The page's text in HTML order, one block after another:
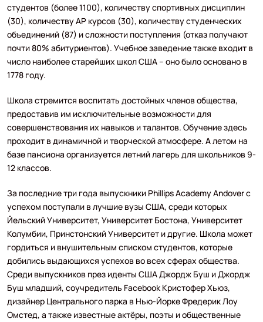
студентов (более 1100), количеству спортивных дисциплин
(30), количеству АР курсов (30), количеству студенческих
объединений (87) и сложности поступления (отказ получают
почти 80% абитуриентов). Учебное заведение также входит в
число наиболее старейших школ США – оно было основано в
1778 году.
Школа стремится воспитать достойных членов общества,
предоставив им исключительные возможности для
совершенствования их навыков и талантов. Обучение здесь
проходит в динамичной и творческой атмосфере. А летом на
базе пансиона организуется летний лагерь для школьников 9-
12 классов.
За последние три года выпускники Phillips Academy Andover с
успехом поступали в лучшие вузы США, среди которых
Йельский Университет, Университет Бостона, Университет
Колумбии, Принстонский Университет и другие. Школа может
гордиться и внушительным списком студентов, которые
добились выдающихся успехов во всех сферах общества.
Среди выпускников през иденты США Джордж Буш и Джордж
Буш младший, соучредитель Facebook Кристофер Хьюз,
дизайнер Центрального парка в Нью-Йорке Фредерик Лоу
Омстед, а также известные актёры, поэты и общественные